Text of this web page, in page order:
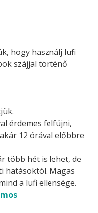
hogy használj lufi
szájjal történő
érdemes felfújni,
12 órával előbbre
több hét is lehet, de
hatásoktól. Magas
a lufi ellensége.